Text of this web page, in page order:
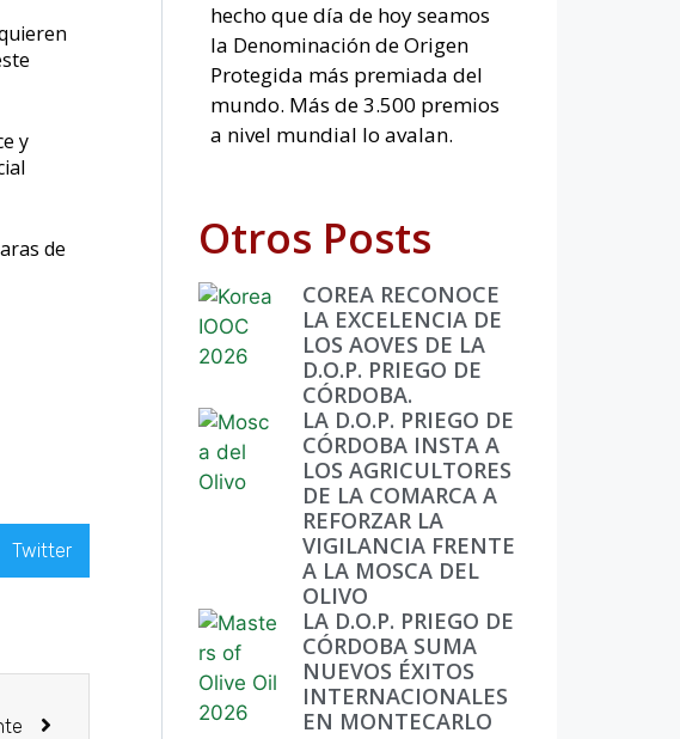
y
de
Twitter
hecho que día de hoy seamos
la Denominación de Origen
Protegida más premiada del
mundo. Más de 3.500 premios
a nivel mundial lo avalan.
Otros Posts
COREA RECONOCE
LA EXCELENCIA DE
LOS AOVES DE LA
D.O.P. PRIEGO DE
CÓRDOBA.
LA D.O.P. PRIEGO DE
CÓRDOBA INSTA A
LOS AGRICULTORES
DE LA COMARCA A
REFORZAR LA
VIGILANCIA FRENTE
A LA MOSCA DEL
OLIVO
LA D.O.P. PRIEGO DE
CÓRDOBA SUMA
NUEVOS ÉXITOS
INTERNACIONALES
EN MONTECARLO